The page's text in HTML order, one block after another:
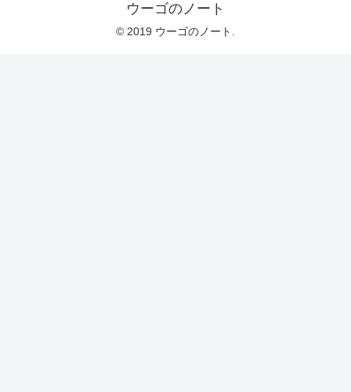
ウーゴのノート
© 2019 ウーゴのノート.